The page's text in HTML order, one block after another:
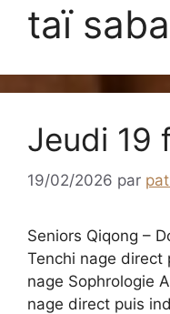
taï
Jeudi 19
19/02/2026 par
Seniors Qiqong –
Tenchi nage direct
nage Sophrologie
nage direct puis